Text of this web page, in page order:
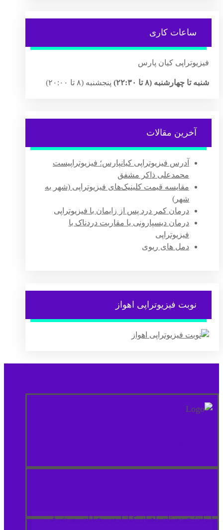
ساعات کاری
فیزیوتراپی کیان پارس
شنبه تا چهارشنبه (۸ تا ۲۲:۳۰) پنجشنبه (۸ تا ۲۰:۰۰)
آخرین مقالات
آدرس فیزیوتراپی کیانپارس؛ فیزیوتراپیست
محمدعلی ذاکر مشفق
مقایسه قیمت کلینیک‌های فیزیوتراپی (شهر به
شهر)
درمان کمر درد پس از زایمان با فیزیوتراپی
درمان دیسپارونی یا مقاربت دردناک با
فیزیوتراپی
دمل های ریوی
نوبت فیزیوتراپی اهواز
ایران؛ خوزستان، اهواز، کیانپارس، خیابان مهرشرقی،